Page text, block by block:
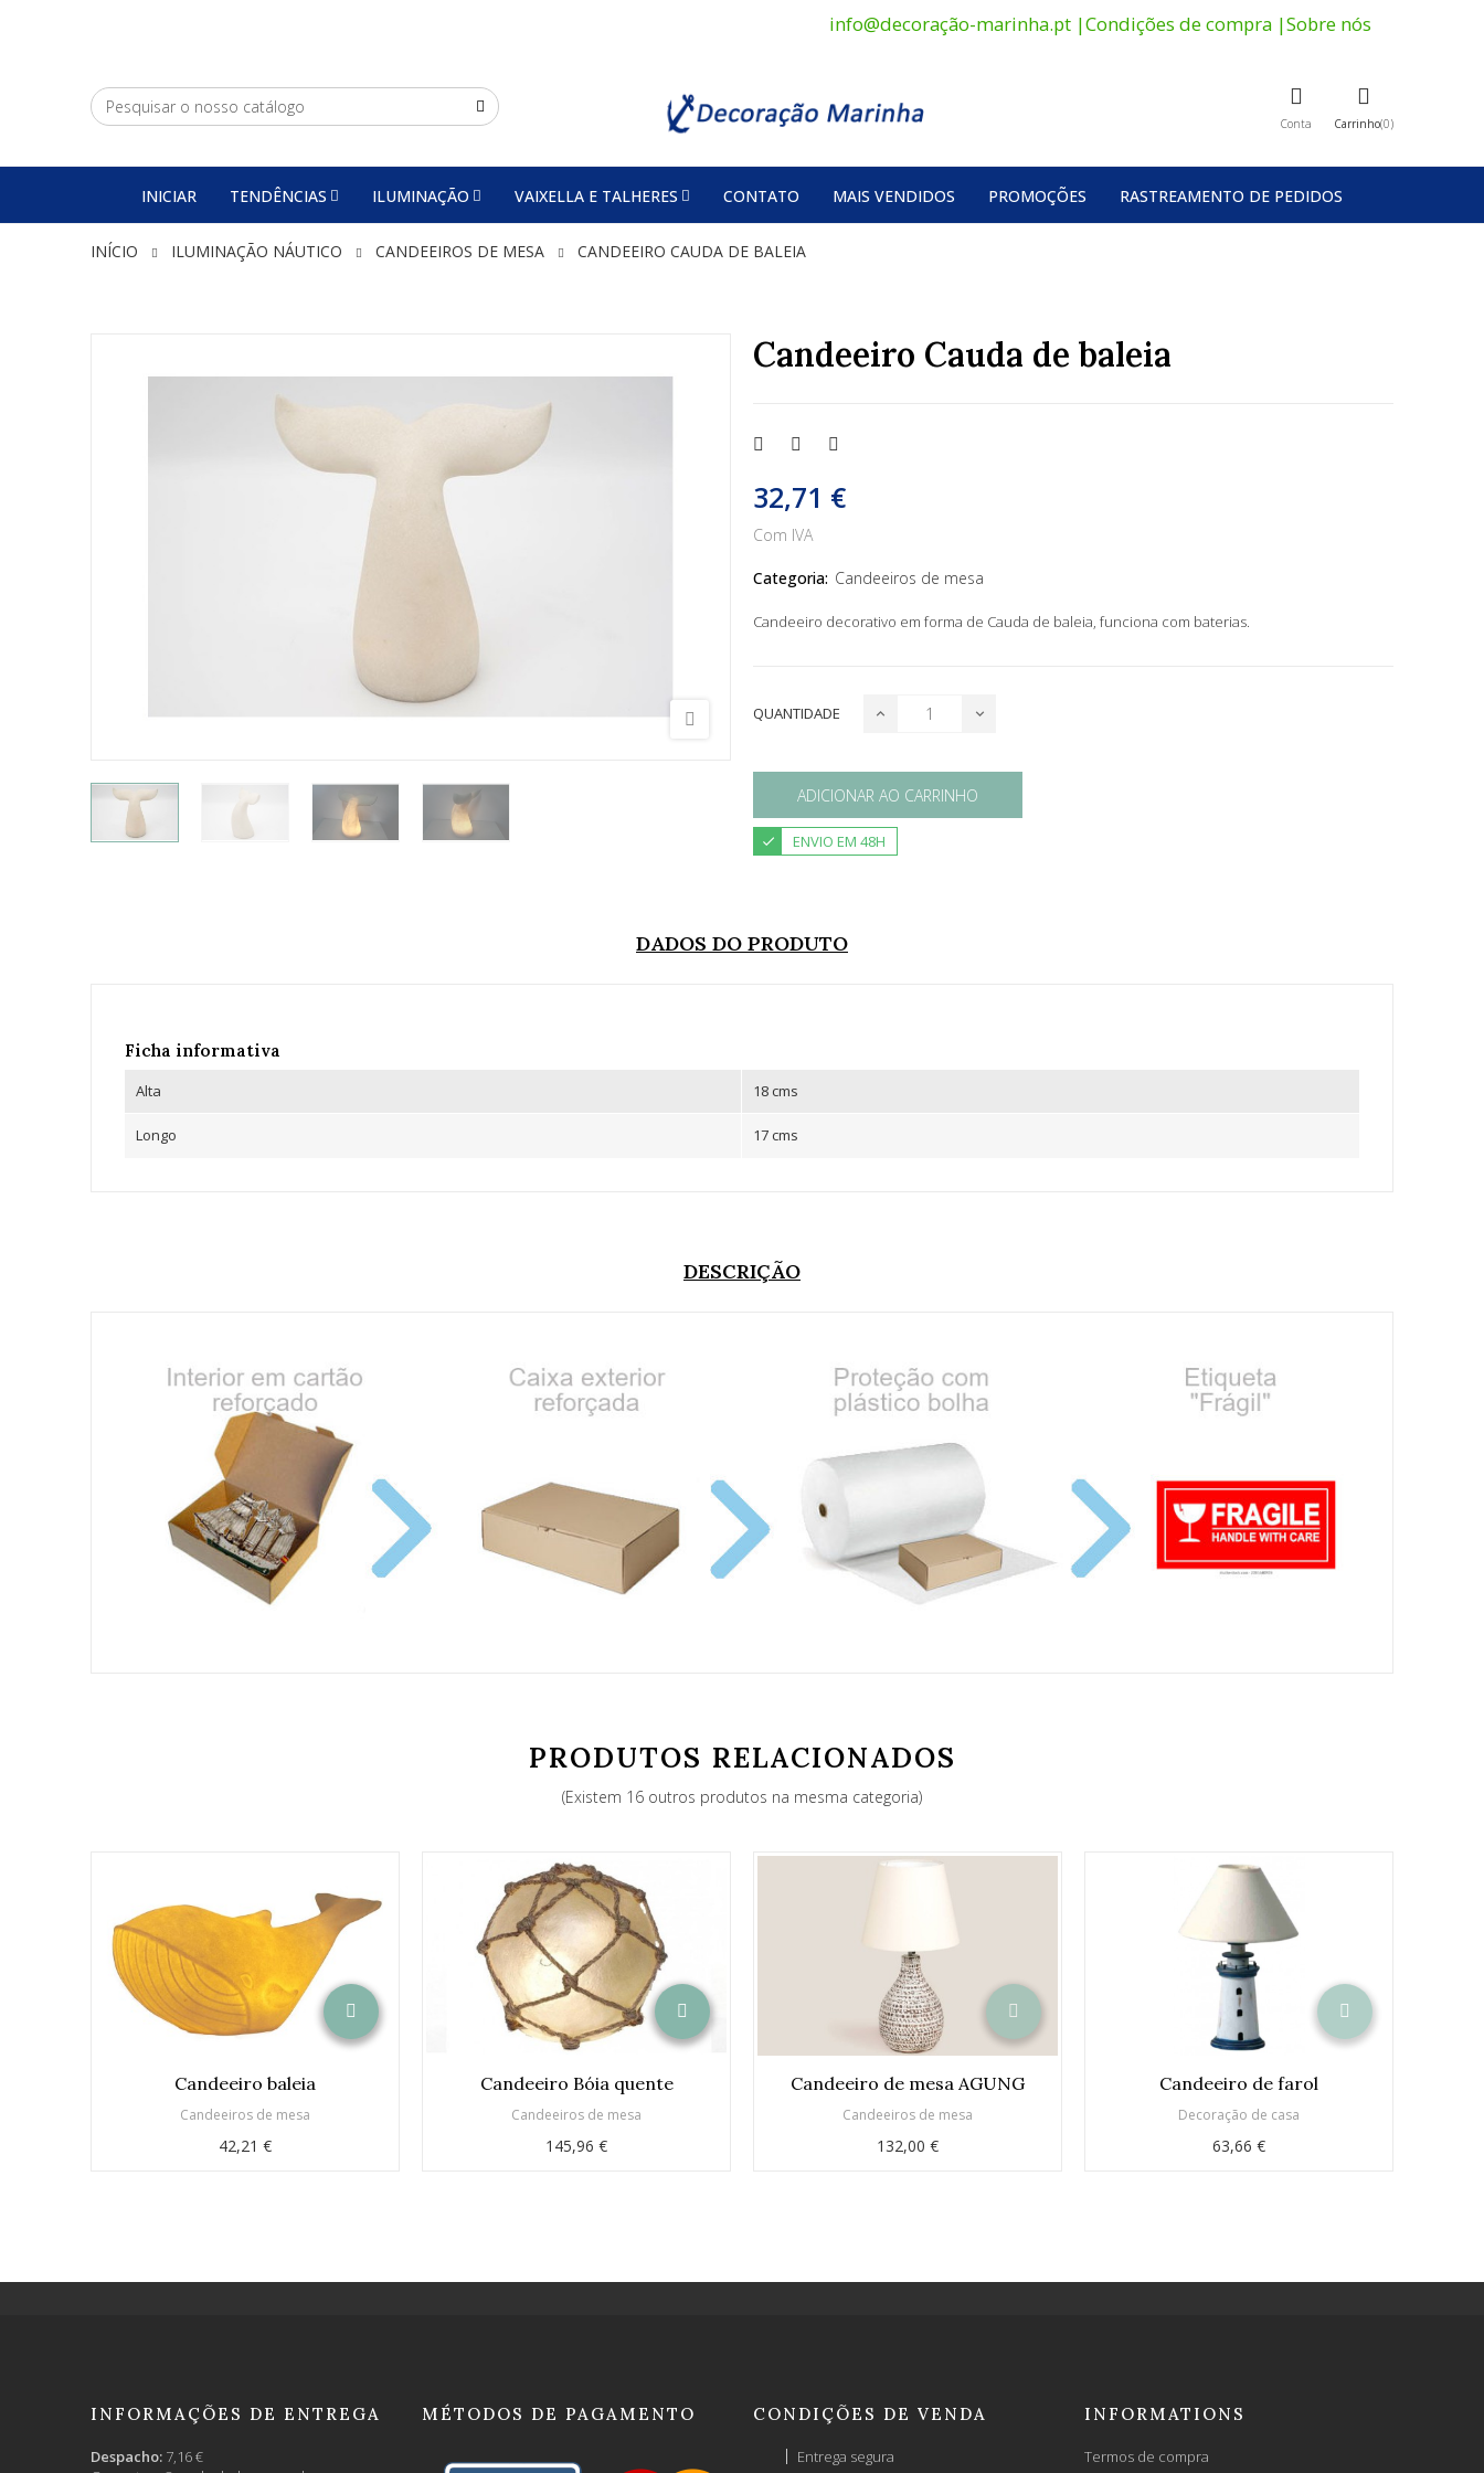
info@decoração-marinha.pt |Condições de compra |Sobre nós
Conta Carrinho 0
INICIAR TENDÊNCIAS ILUMINAÇÃO VAIXELLA E TALHERES CONTATO MAIS VENDIDOS PROMOÇÕES RASTREAMENTO DE PEDIDOS
INÍCIO ILUMINAÇÃO NÁUTICO CANDEEIROS DE MESA CANDEEIRO CAUDA DE BALEIA
Candeeiro Cauda de baleia
32,71 €
Com IVA
Categoria: Candeeiros de mesa
Candeeiro decorativo em forma de Cauda de baleia, funciona com baterias.
QUANTIDADE
ADICIONAR AO CARRINHO
ENVIO EM 48H
DADOS DO PRODUTO
Ficha informativa
Alta 18 cms
Longo 17 cms
DESCRIÇÃO
PRODUTOS RELACIONADOS
(Existem 16 outros produtos na mesma categoria)
Candeeiro baleia
Candeeiros de mesa
42,21 €
Candeeiro Bóia quente
Candeeiros de mesa
145,96 €
Candeeiro de mesa AGUNG
Candeeiros de mesa
132,00 €
Candeeiro de farol
Decoração de casa
63,66 €
INFORMAÇÕES DE ENTREGA
Despacho: 7,16 €
MÉTODOS DE PAGAMENTO CONDIÇÕES DE VENDA
Entrega segura
INFORMATIONS
Termos de compra